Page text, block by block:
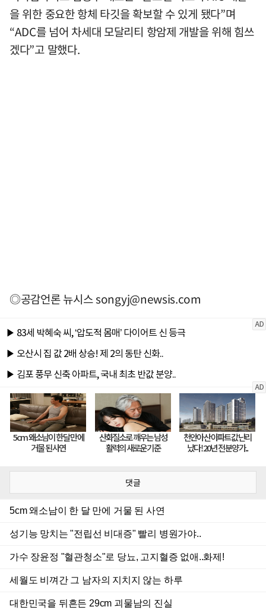
을 위한 중요한 항체 타깃을 확보할 수 있게 됐다”며
“ADC를 넘어 차세대 모달리티 항암제 개발을 위해 힘쓰
겠다”고 말했다.
◎공감언론 뉴시스songyj@newsis.com
댓글